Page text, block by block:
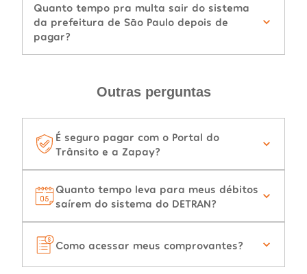
Quanto tempo pra multa sair do sistema
da prefeitura de São Paulo depois de
pagar?
Outras perguntas
É seguro pagar com o Portal do
Trânsito e a Zapay?
Quanto tempo leva para meus débitos
saírem do sistema do DETRAN?
Como acessar meus comprovantes?